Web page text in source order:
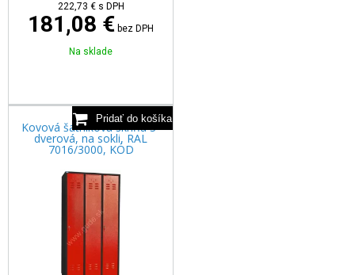
222,73 € s DPH
181,08 € bez DPH
Na sklade
Kovová šatníková skriňa 3-
dverová, na sokli, RAL
7016/3000, KÓD